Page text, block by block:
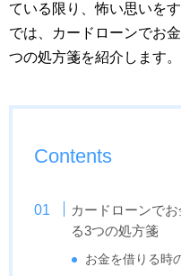
ている限り、怖い思いを
では、カードローンでお
つの処方箋を紹介します。
Contents
カードローンで
る3つの処方箋
お金を借りる時